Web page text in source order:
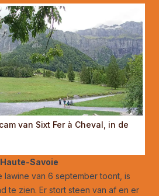
van Sixt Fer à Cheval, in de
Savoie
lawine van 6 september toont, is
te zien. Er stort steen van af en er